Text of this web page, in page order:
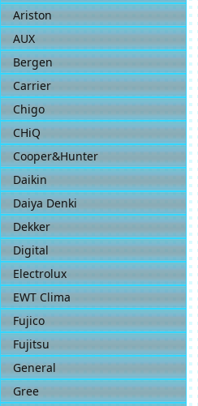
Ariston
AUX
Bergen
Carrier
Chigo
CHiQ
Cooper&Hunter
Daikin
Daiya Denki
Dekker
Digital
Electrolux
EWT Clima
Fujico
Fujitsu
General
Gree